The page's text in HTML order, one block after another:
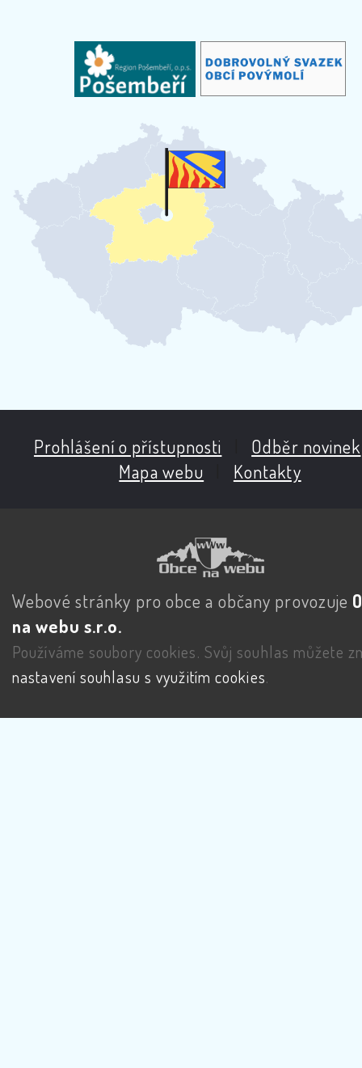
Prohlášení o přístupnosti Odběr novinek
Mapa webu
Kontakty
Webové stránky pro obce a občany provozuje
na webu s.r.o.
Používáme soubory cookies. Svůj souhlas můžete
nastavení souhlasu s využitím cookies.